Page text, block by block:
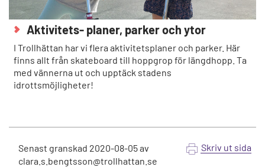
Aktivitets- planer, parker och ytor
I Trollhättan har vi flera aktivitetsplaner och parker. Här
finns allt från skateboard till hoppgrop för längdhopp. Ta
med vännerna ut och upptäck stadens
idrottsmöjligheter!
Senast granskad 2020-08-05av
clara.s.bengtsson@trollhattan.se
Skriv ut sida